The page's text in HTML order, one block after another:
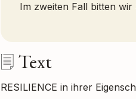
Im zweiten Fall bitten
Text
RESILIENCE in ihrer